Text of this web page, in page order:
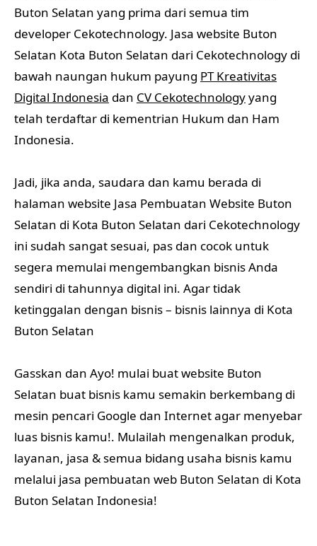
Buton Selatan yang prima dari semua tim
developer Cekotechnology. Jasa website Buton
Selatan Kota Buton Selatan dari Cekotechnology di
bawah naungan hukum payung PT Kreativitas
Digital Indonesia dan CV Cekotechnologyyang
telah terdaftar di kementrian Hukum dan Ham
Indonesia.
Jadi, jika anda, saudara dan kamu berada di
halaman website Jasa Pembuatan Website Buton
Selatan di Kota Buton Selatan dari Cekotechnology
ini sudah sangat sesuai, pas dan cocok untuk
segera memulai mengembangkan bisnis Anda
sendiri di tahunnya digital ini. Agar tidak
ketinggalan dengan bisnis – bisnis lainnya di Kota
Buton Selatan
Gasskan dan Ayo! mulai buat website Buton
Selatan buat bisnis kamu semakin berkembang di
mesin pencari Google dan Internet agar menyebar
luas bisnis kamu!. Mulailah mengenalkan produk,
layanan, jasa & semua bidang usaha bisnis kamu
melalui jasa pembuatan web Buton Selatan di Kota
Buton Selatan Indonesia!